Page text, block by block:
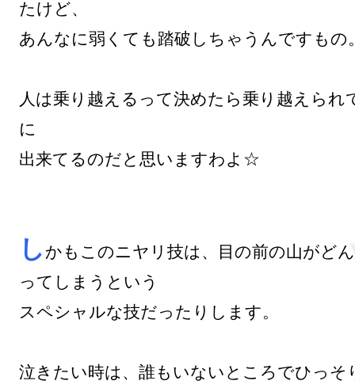
たけど、
あんなに弱くても踏破しちゃうんですもの
人は乗り越えるって決めたら乗り越えられ
に
出来てるのだと思いますわよ☆
し かもこのニヤリ技は、目の前の山がど
ってしまうという
スペシャルな技だったりします。
泣きたい時は、誰もいないところでひっそ